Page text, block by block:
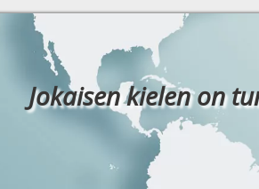
Jokaisen kielen on